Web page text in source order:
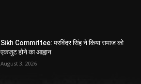
Sikh Committee: परविंदर सिंह ने किया समाज को
एकजुट होने का आह्वान
August 3, 2026